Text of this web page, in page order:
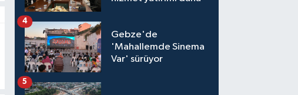
Gebze'de
'Mahallemde Sinema
Var' sürüyor
4
5